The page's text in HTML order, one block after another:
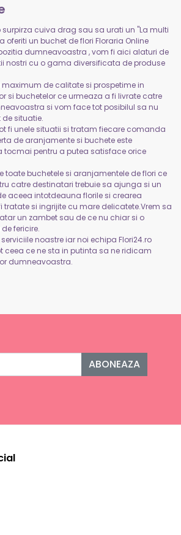
cuiva drag sau sa urati un "La multi
oferiti un buchet de flori Floraria Online
dumneavoastra , vom fi aici alaturi de
nostri cu o gama diversificata de produse
de calitate si prospetime in
si buchetelor ce urmeaza a fi livrate catre
si vom face tot posibilul sa nu
situatie.
fi unele situatii si tratam fiecare comanda
de aranjamente si buchete este
pentru a putea satisface orice
toate buchetele si aranjamentele de flori ce
catre destinatari trebuie sa ajunga si un
aceea intotdeauna florile si crearea
tratate si ingrijite cu mare delicatete.Vrem sa
un zambet sau de ce nu chiar si o
fericire.
noastre iar noi echipa Flori24.ro
ceea ce ne sta in putinta sa ne ridicam
dumneavoastra.
ABONEAZA